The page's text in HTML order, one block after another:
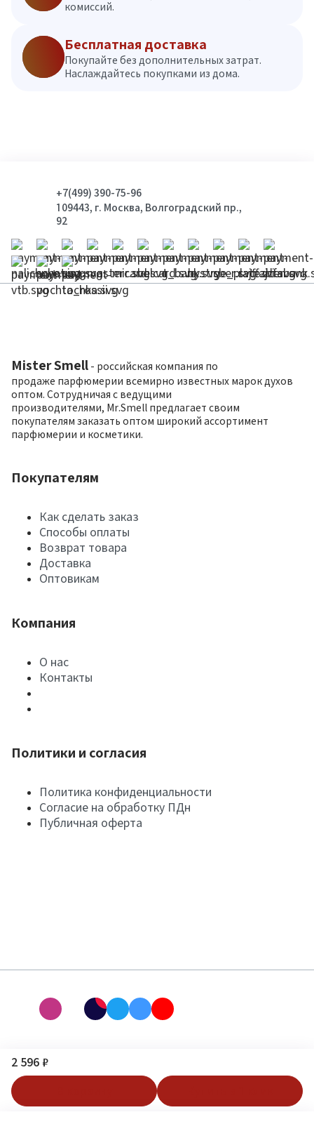
комиссий.
Бесплатная доставка
Покупайте без дополнительных затрат.
Наслаждайтесь покупками из дома.
2 596 ₽
+7(499) 390-75-96
109443, г. Москва, Волгоградский пр.,
92
Mister Smell - российская компания по
продаже парфюмерии всемирно известных марок духов
оптом. Сотрудничая с ведущими
производителями, Mr.Smell предлагает своим
покупателям заказать оптом широкий ассортимент
парфюмерии и косметики.
Покупателям
Как сделать заказ
Способы оплаты
Возврат товара
Доставка
Оптовикам
Компания
О нас
Контакты
Политики и согласия
Политика конфиденциальности
Согласие на обработку ПДн
Публичная оферта